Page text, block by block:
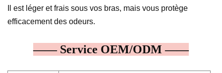
Il est léger et frais sous vos bras, mais vous protège
efficacement des odeurs.
—— Service OEM/ODM ——